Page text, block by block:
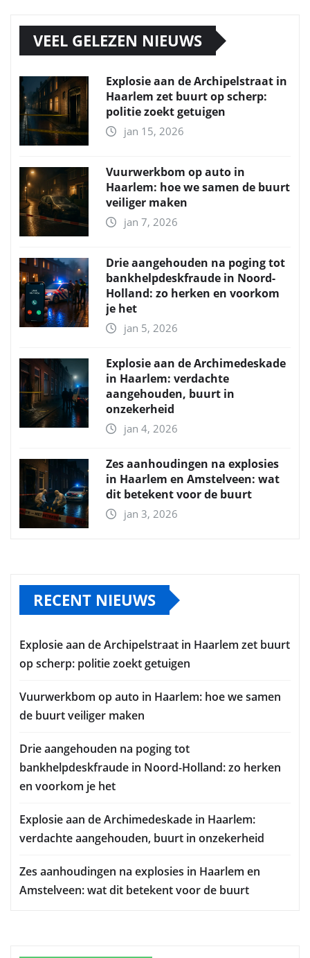
VEEL GELEZEN NIEUWS
Explosie aan de Archipelstraat in
Haarlem zet buurt op scherp:
politie zoekt getuigen
jan 15, 2026
Vuurwerkbom op auto in
Haarlem: hoe we samen de buurt
veiliger maken
jan 7, 2026
Drie aangehouden na poging tot
bankhelpdeskfraude in Noord-
Holland: zo herken en voorkom
je het
jan 5, 2026
Explosie aan de Archimedeskade
in Haarlem: verdachte
aangehouden, buurt in
onzekerheid
jan 4, 2026
Zes aanhoudingen na explosies
in Haarlem en Amstelveen: wat
dit betekent voor de buurt
jan 3, 2026
RECENT NIEUWS
Explosie aan de Archipelstraat in Haarlem zet buurt
op scherp: politie zoekt getuigen
Vuurwerkbom op auto in Haarlem: hoe we samen
de buurt veiliger maken
Drie aangehouden na poging tot
bankhelpdeskfraude in Noord-Holland: zo herken
en voorkom je het
Explosie aan de Archimedeskade in Haarlem:
verdachte aangehouden, buurt in onzekerheid
Zes aanhoudingen na explosies in Haarlem en
Amstelveen: wat dit betekent voor de buurt